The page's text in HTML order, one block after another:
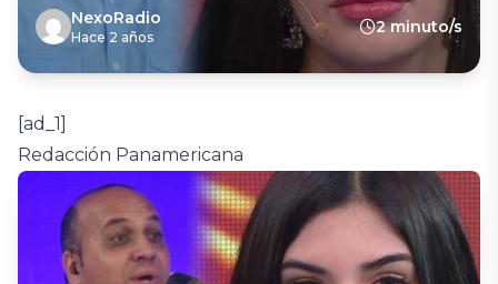
NexoRadio
Hace 2 años
2 minuto/s
[ad_1]
Redacción Panamericana